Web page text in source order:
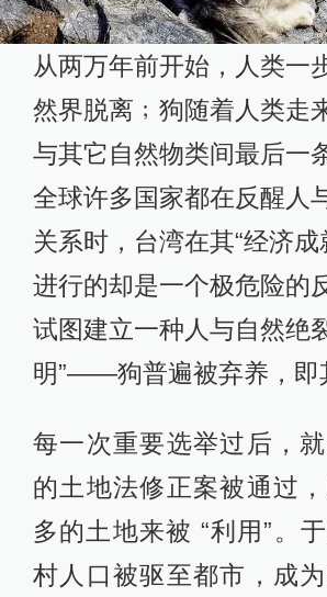
从两万年前开始，人类一
然界脱离﹔狗随着人类走
与其它自然物类间最后一
全球许多国家都在反醒人
关系时，台湾在其“经济成
进行的却是一个极危险的
试图建立一种人与自然绝
明”――狗普遍被弃养，即
每一次重要选举过后，
的土地法修正案被通过
多的土地来被 “利用”。
村人口被驱至都市，成为